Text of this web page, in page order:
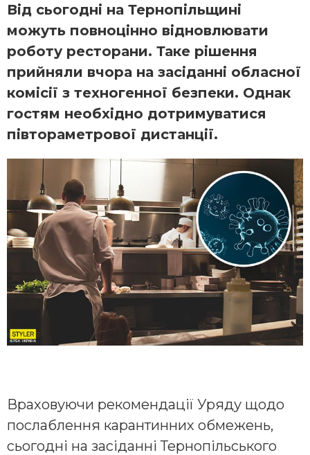
Від сьогодні на Тернопільщині
можуть повноцінно відновлювати
роботу ресторани. Таке рішення
прийняли вчора на засіданні обласної
комісії з техногенної безпеки. Однак
гостям необхідно дотримуватися
півтораметрової дистанції.
Враховуючи рекомендації Уряду щодо
послаблення карантинних обмежень,
сьогодні на засіданні Тернопільського